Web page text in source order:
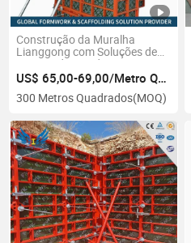
Construção da Muralha
Lianggong com Soluções de
Formas de Aço de Montagem
Rápida
US$ 65,00-69,00/Metro Quadrado
300 Metros Quadrados(MOQ)